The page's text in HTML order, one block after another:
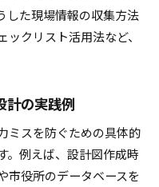
した現場情報の収集方法
クリスト活用法など、
計の実践例
ミスを防ぐための具体的
。例えば、設計図作成時
市役所のデータベースを